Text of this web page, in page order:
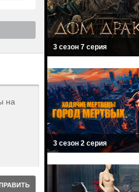
на
3 сезон 7 серия
3 сезон 2 серия